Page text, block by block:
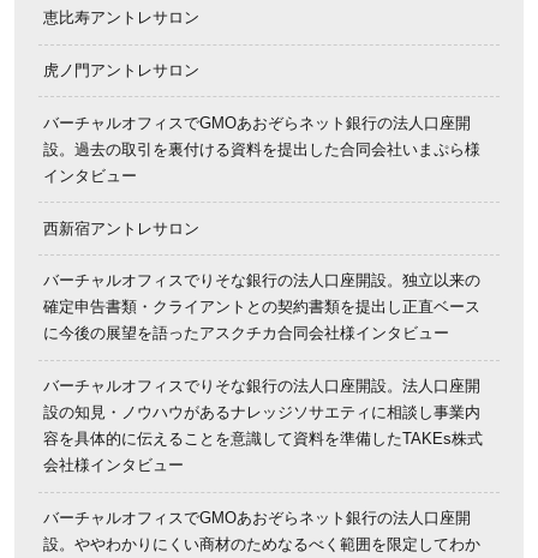
恵比寿アントレサロン
虎ノ門アントレサロン
バーチャルオフィスでGMOあおぞらネット銀行の法人口座開
設。過去の取引を裏付ける資料を提出した合同会社いまぷら様
インタビュー
西新宿アントレサロン
バーチャルオフィスでりそな銀行の法人口座開設。独立以来の
確定申告書類・クライアントとの契約書類を提出し正直ベース
に今後の展望を語ったアスクチカ合同会社様インタビュー
バーチャルオフィスでりそな銀行の法人口座開設。法人口座開
設の知見・ノウハウがあるナレッジソサエティに相談し事業内
容を具体的に伝えることを意識して資料を準備したTAKEs株式
会社様インタビュー
バーチャルオフィスでGMOあおぞらネット銀行の法人口座開
設。ややわかりにくい商材のためなるべく範囲を限定してわか